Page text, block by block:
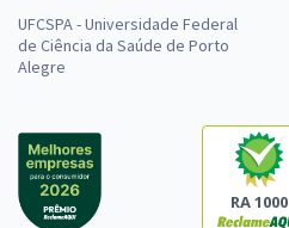
UFCSPA - Universidade Federal
de Ciência da Saúde de Porto
Alegre
RA 1000